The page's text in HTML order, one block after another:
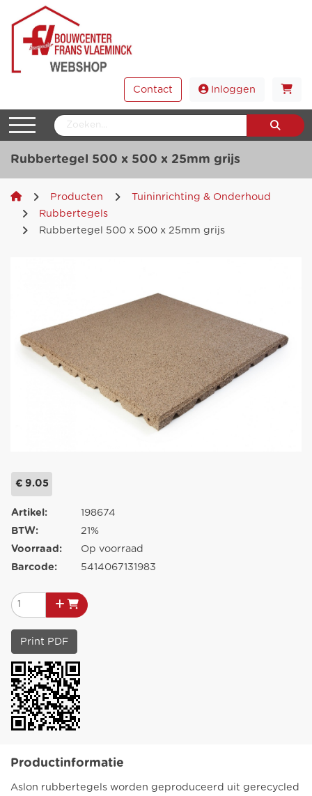
Contact Inloggen
Rubbertegel 500 x 500 x 25mm grijs
Producten
Tuininrichting & Onderhoud
Rubbertegels
Rubbertegel 500 x 500 x 25mm grijs
€ 9.05
Artikel:
198674
BTW:
21%
Voorraad:
Op voorraad
Barcode:
5414067131983
Print PDF
Productinformatie
Aslon rubbertegels worden geproduceerd uit gerecycled